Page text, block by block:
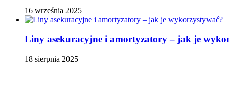
16 września 2025
Liny asekuracyjne i amortyzatory – jak je
18 sierpnia 2025